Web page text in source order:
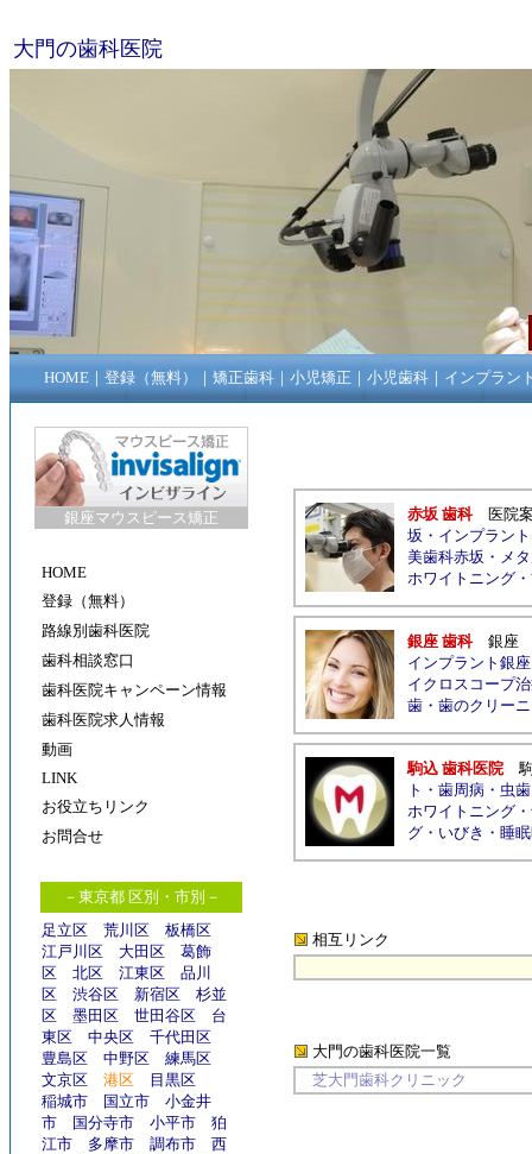
大門の歯科医院
HOME｜ 登録（無料） ｜ 矯正歯科｜ 小児矯正 ｜ 小児歯科｜ インプラン
銀座マウスピース矯正
HOME
登録（無料）
路線別歯科医院
歯科相談窓口
歯科医院キャンペーン情報
歯科医院求人情報
動画
LINK
お役立ちリンク
お問合せ
－東京都 区別・市別－
足立区
荒川区
板橋区
江戸川区
大田区
葛飾
区
北区 江東区
品川
区
渋谷区 新宿区
杉並
区
墨田区 世田谷区
台
東区
中央区
千代田区
豊島区
中野区
練馬区
文京区
港区
目黒区
稲城市
国立市 小金井
市
国分寺市 小平市
狛
江市
多摩市 調布市
西
赤坂 歯科
医院
坂 ・ インプラン
美歯科赤坂 ・ メ
ホワイトニング・
銀座 歯科
銀座
インプラント銀座
イクロスコープ
歯・ 歯のクリー
駒込 歯科医院
ト ・ 歯周病 ・ 虫歯
ホワイトニング・
グ・ いびき ・ 睡
相互リンク
大門の歯科医院一覧
芝大門歯科クリニック